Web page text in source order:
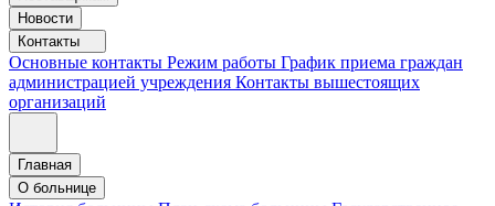
Новости
Контакты
Основные контакты Режим работы График приема граждан
администрацией учреждения Контакты вышестоящих
организаций
Главная
О больнице